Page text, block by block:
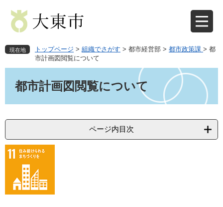
先
で
を
ば
へ
現在地 トップページ > 組織でさがす > 都市経営部 > 都市政策課 > 都
市計画図閲覧について
都市計画図閲覧について
ページ内目次